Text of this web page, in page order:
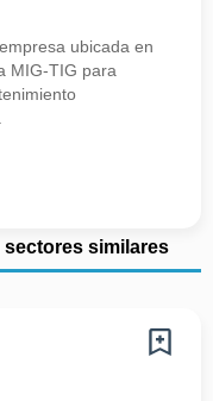
ubicada en
MIG-TIG para
sectores similares